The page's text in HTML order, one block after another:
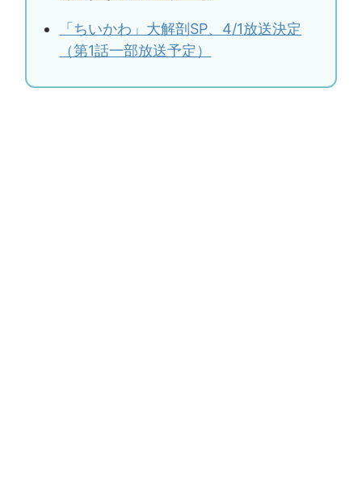
「ちいかわ」大解剖SP、4/1放送決定
（第1話一部放送予定）